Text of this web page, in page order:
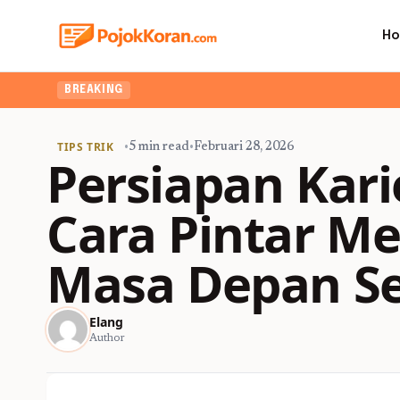
BREAKING
TIPS TRIK •5 min read•Februari 28, 2026
Persiapan
Cara Pintar
Masa Depan
Elang
Author